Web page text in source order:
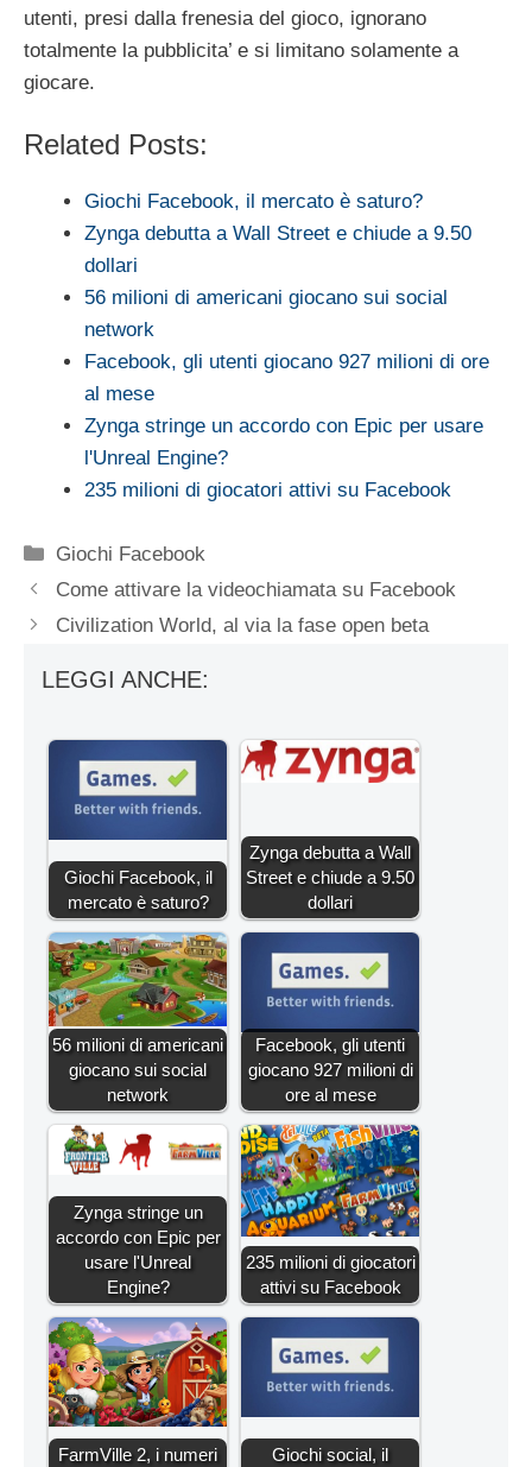
utenti, presi dalla frenesia del gioco, ignorano
totalmente la pubblicita’ e si limitano solamente a
giocare.
Related Posts:
Giochi Facebook, il mercato è saturo?
Zynga debutta a Wall Street e chiude a 9.50
dollari
56 milioni di americani giocano sui social
network
Facebook, gli utenti giocano 927 milioni di ore
al mese
Zynga stringe un accordo con Epic per usare
l'Unreal Engine?
235 milioni di giocatori attivi su Facebook
Categorie
Giochi Facebook
Come attivare la videochiamata su Facebook
Civilization World, al via la fase open beta
LEGGI ANCHE:
Giochi Facebook, il
mercato è saturo?
Zynga debutta a Wall
Street e chiude a 9.50
dollari
56 milioni di americani
giocano sui social
network
Facebook, gli utenti
giocano 927 milioni di
ore al mese
Zynga stringe un
accordo con Epic per
usare l'Unreal
Engine?
235 milioni di giocatori
attivi su Facebook
FarmVille 2, i numeri
Giochi social, il